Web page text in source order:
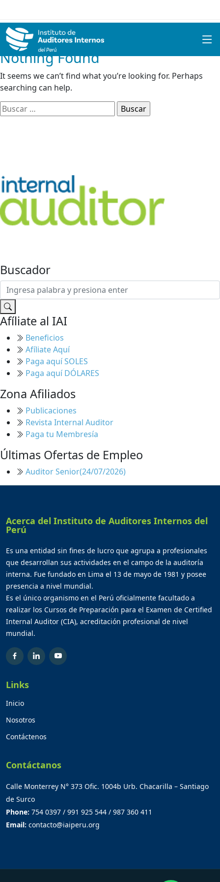
Nothing Found
It seems we can’t find what you’re looking for. Perhaps
searching can help.
Buscar:
Buscador
Afíliate al IAI
Beneficios
Afíliate Aquí
Paga aquí SOLES
Paga aquí DÓLARES
Zona Afiliados
Publicaciones
Revista Internal Auditor
Paga tu Membresía
Últimas Ofertas de Empleo
Auditor Senior(24/07/2026)
Acerca del Instituto de Auditores Internos del
Perú
Es una entidad sin fines de lucro que agrupa a profesionales
que desarrollan sus actividades en el campo de la auditoría
interna. Fue fundado en Lima el 13 de mayo de 1981 y posee
presencia a nivel mundial.
Es el único organismo en el Perú oficialmente facultado a
realizar los Cursos de Preparación para el Examen de Certified
Internal Auditor (CIA), acreditación profesional de nivel
mundial.
Links
Inicio
Nosotros
Contáctenos
Contáctanos
Calle Monterrey N° 373 Ofic. 1004b Urb. Chacarilla – Santiago
de Surco
Phone: 754 0397 / 991 925 544 / 987 360 411
Email: contacto@iaiperu.org